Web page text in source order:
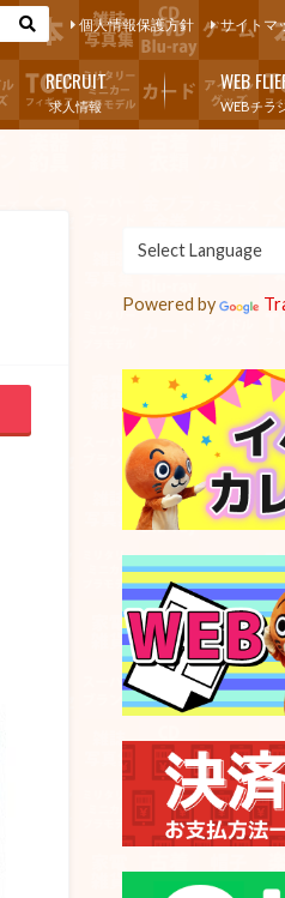
個人情報保護方針 サイトマ
求人情報
RECRUIT
WEBチラ
WEB
Powered by